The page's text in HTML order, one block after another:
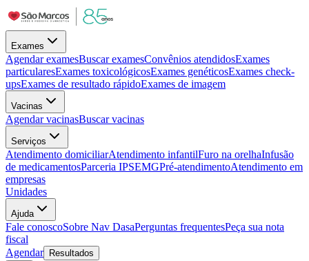
Exames
Agendar examesBuscar examesConvênios atendidosExames
particularesExames toxicológicosExames genéticosExames check-
upsExames de resultado rápidoExames de imagem
Vacinas
Agendar vacinasBuscar vacinas
Serviços
Atendimento domiciliarAtendimento infantilFuro na orelhaInfusão
de medicamentosParceria IPSEMGPré-atendimentoAtendimento em
empresas
Unidades
Ajuda
Fale conoscoSobre Nav DasaPerguntas frequentesPeça sua nota
fiscal
Agendar
Resultados